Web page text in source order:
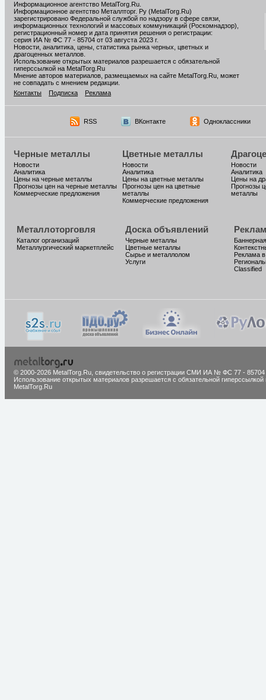
Информационное агентство MetalTorg.Ru
Информационное агентство Металлторг. Ру (MetalTorg.Ru)
зарегистрировано Федеральной службой по надзору в сфере связи,
информационных технологий и массовых коммуникаций (Роскомнадзор),
регистрационный номер и дата принятия решения о регистрации:
серия ИА № ФС 77 - 85704 от 03 августа 2023 г.
Новости, аналитика, цены, статистика рынка черных, цветных и
драгоценных металлов.
Использование открытых материалов разрешается с обязательной
гиперссылкой на MetalTorg.Ru
Мнение авторов материалов, размещаемых на сайте MetalTorg.Ru, может
не совпадать с мнением редакции.
Контакты
Подписка Реклама
RSS ВКонтакте Одноклассники
Черные металлы
Новости
Аналитика
Цены на черные металлы
Прогнозы цен на черные металлы
Коммерческие предложения
Цветные металлы
Новости
Аналитика
Цены на цветные металлы
Прогнозы цен на цветные
металлы
Коммерческие предложения
Новости
Аналитика
Цены на
Прогнозы
металлы
Металлоторговля
Каталог организаций
Металлургический маркетплейс
Доска объявлений
Черные металлы
Цветные металлы
Сырье и металлолом
Услуги
Реклама
Classified
© 2000-2026 MetalTorg.Ru, cвидетельство о регистрации СМИ ИА № ФС 77 - 85704
Использование открытых материалов разрешается с обязательной гиперссылкой
MetalTorg.Ru